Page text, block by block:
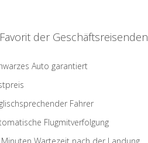
der Geschäftsreisenden
Auto garantiert
Fahrer
Flugmitverfolgung